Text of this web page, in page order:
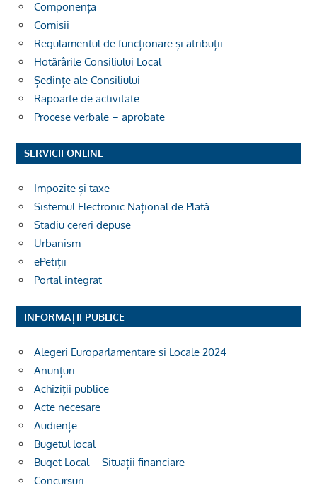
Componența
Comisii
Regulamentul de funcționare și atribuții
Hotărârile Consiliului Local
Ședințe ale Consiliului
Rapoarte de activitate
Procese verbale – aprobate
SERVICII ONLINE
Impozite și taxe
Sistemul Electronic Național de Plată
Stadiu cereri depuse
Urbanism
ePetiții
Portal integrat
INFORMAȚII PUBLICE
Alegeri Europarlamentare si Locale 2024
Anunțuri
Achiziții publice
Acte necesare
Audiențe
Bugetul local
Buget Local – Situații financiare
Concursuri